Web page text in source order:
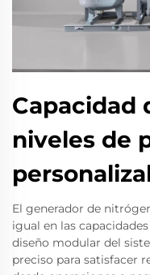
Capacidad
niveles de
El generador de
igual en las
diseño modular del
preciso para satisfacer